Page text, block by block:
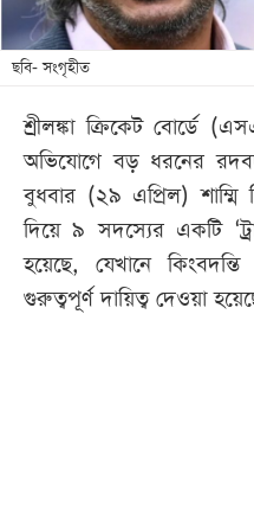
স্টাইল
শিক্ষা
সব
বিভাগ
ভিডিও
ছবি- সংগৃহীত
শ্রীলঙ্কা ক্রিকেট বোর্ডে
অভিযোগে বড় ধরনের
বুধবার (২৯ এপ্রিল) শাম্মি
দিয়ে ৯ সদস্যের একটি
হয়েছে, যেখানে কিংবদন্তি
গুরুত্বপূর্ণ দায়িত্ব দেওয়া